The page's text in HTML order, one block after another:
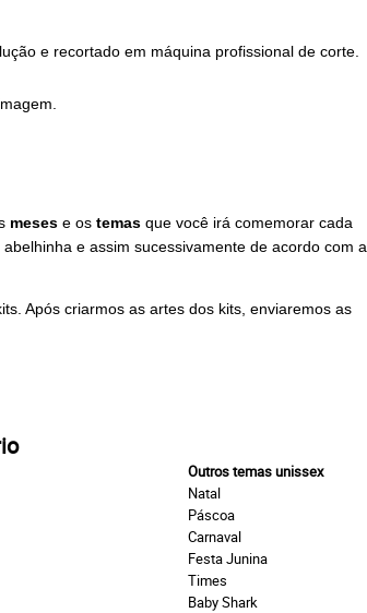
e recortado em máquina profissional de corte.
meses e os temas que você irá comemorar cada
e assim sucessivamente de acordo com a
Após criarmos as artes dos kits, enviaremos as
Outros temas unissex
Natal
Páscoa
Carnaval
Festa Junina
Times
Baby Shark